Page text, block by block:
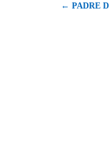
← PADRE